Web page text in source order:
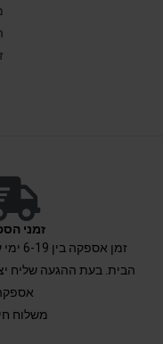
זמני
זמן
הבית. בעת ההגעה שליח
משלוח